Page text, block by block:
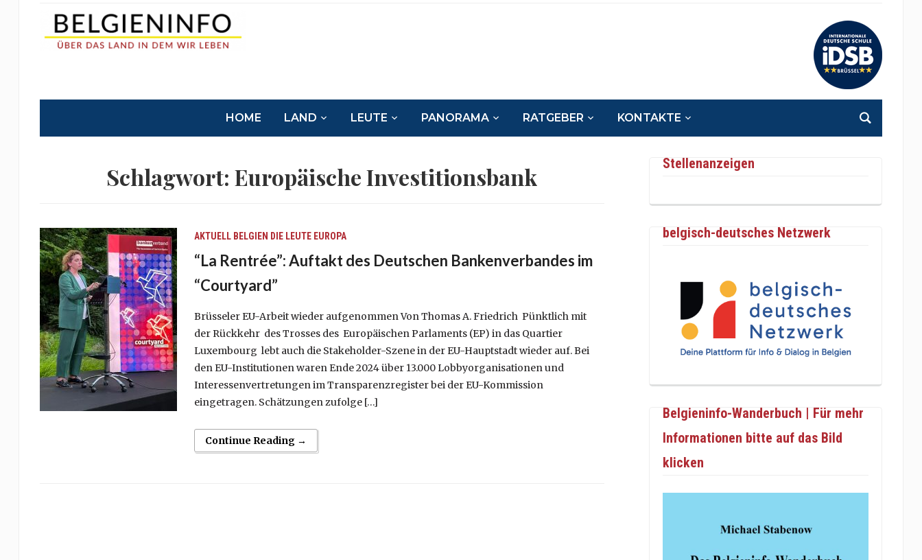
HOME LAND LEUTE PANORAMA RATGEBER KONTAKTE
Schlagwort:Europäische Investitionsbank
AKTUELL BELGIEN DIE LEUTE EUROPA
“La Rentrée”: Auftakt des Deutschen Bankenverbandes im
“Courtyard”
Brüsseler EU-Arbeit wieder aufgenommen Von Thomas A. Friedrich Pünktlich mit
der Rückkehr des Trosses des Europäischen Parlaments (EP) in das Quartier
Luxembourg lebt auch die Stakeholder-Szene in der EU-Hauptstadt wieder auf. Bei
den EU-Institutionen waren Ende 2024 über 13.000 Lobbyorganisationen und
Interessenvertretungen im Transparenzregister bei der EU-Kommission
eingetragen. Schätzungen zufolge […]
Continue Reading →
Stellenanzeigen
belgisch-deutsches Netzwerk
Belgieninfo-Wanderbuch | Für mehr
Informationen bitte auf das Bild
klicken